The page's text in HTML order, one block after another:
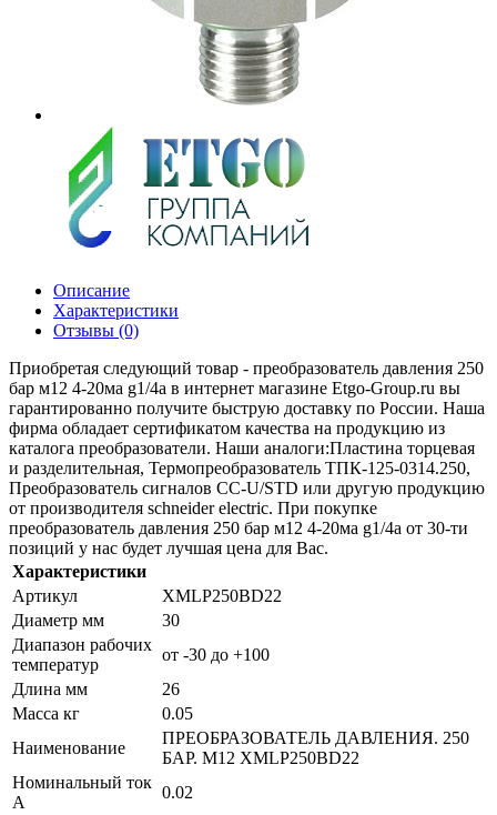
Описание
Характеристики
Отзывы (0)
Приобретая следующий товар - преобразователь давления 250
бар м12 4-20ма g1/4a в интернет магазине Etgo-Group.ru вы
гарантированно получите быструю доставку по России. Наша
фирма обладает сертификатом качества на продукцию из
каталога преобразователи. Наши аналоги:Пластина торцевая
и разделительная, Термопреобразователь ТПК-125-0314.250,
Преобразователь сигналов CC-U/STD или другую продукцию
от производителя schneider electric. При покупке
преобразователь давления 250 бар м12 4-20ма g1/4a от 30-ти
позиций у нас будет лучшая цена для Вас.
Характеристики
Артикул
XMLP250BD22
Диаметр мм
30
Диапазон рабочих
температур
от -30 до +100
Длина мм
26
Масса кг
0.05
Наименование
ПРЕОБРАЗОВАТЕЛЬ ДАВЛЕНИЯ. 250
БАР. М12 XMLP250BD22
Номинальный ток
А
0.02